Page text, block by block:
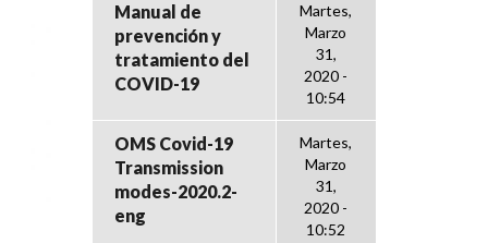
Manual de
prevención y
tratamiento del
COVID-19
Martes,
Marzo
31,
2020 -
10:54
OMS Covid-19
Transmission
modes-2020.2-
eng
Martes,
Marzo
31,
2020 -
10:52